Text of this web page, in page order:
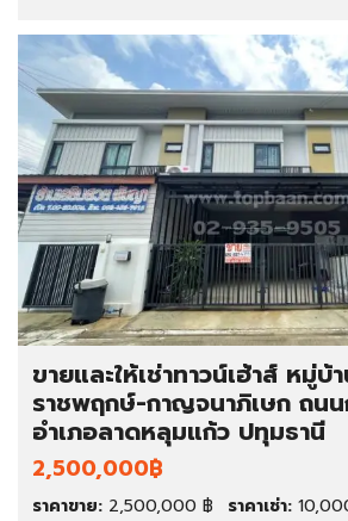
ขายและให้เช่าทาวน์เฮ้าส์ หมู่บ้
ราชพฤกษ์-กาญจนาภิเษก ถน
อำเภอลาดหลุมแก้ว ปทุมธานี
2,500,000฿
ราคาขาย: 2,500,000 ฿ ราคาเช่า: